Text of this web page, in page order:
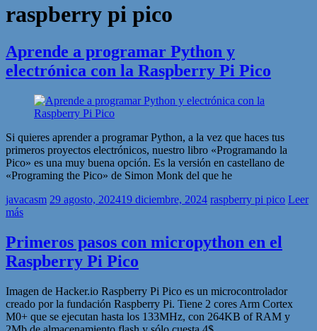
raspberry pi pico
Aprende a programar Python y
electrónica con la Raspberry Pi Pico
Si quieres aprender a programar Python, a la vez que haces tus
primeros proyectos electrónicos, nuestro libro «Programando la
Pico» es una muy buena opción. Es la versión en castellano de
«Programing the Pico» de Simon Monk del que he
javacasm 29 agosto, 202419 diciembre, 2024 raspberry pi pico Leer
más
Primeros pasos con micropython en el
Raspberry Pi Pico
Imagen de Hacker.io Raspberry Pi Pico es un microcontrolador
creado por la fundación Raspberry Pi. Tiene 2 cores Arm Cortex
M0+ que se ejecutan hasta los 133MHz, con 264KB of RAM y